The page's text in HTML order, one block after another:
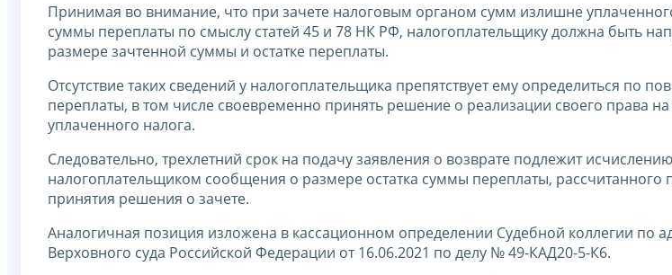
Принимая во внимание, что при зачете налоговым органом сумм излишне
суммы переплаты по смыслу статей 45 и 78 НК РФ, налогоплательщику должна быть
размере зачтенной суммы и остатке переплаты.
Отсутствие таких сведений у налогоплательщика препятствует ему определиться по
переплаты, в том числе своевременно принять решение о реализации своего права
уплаченного налога.
Следовательно, трехлетний срок на подачу заявления о возврате подлежит
налогоплательщиком сообщения о размере остатка суммы переплаты, рассчитанного
принятия решения о зачете.
Аналогичная позиция изложена в кассационном определении Судебной коллегии по
Верховного суда Российской Федерации от 16.06.2021 по делу № 49-КАД20-5-К6.